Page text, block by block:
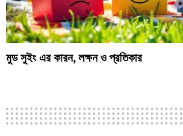
মুড সুইং এর কারন, লক্ষন ও প্রতিকার